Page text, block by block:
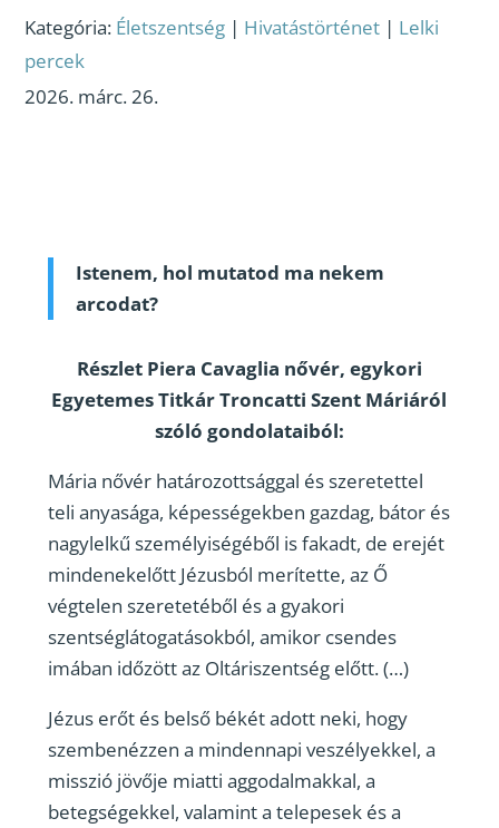
Kategória: Életszentség | Hivatástörténet | Lelki
percek
2026. márc. 26.
Istenem, hol mutatod ma nekem
arcodat?
Részlet Piera Cavaglia nővér, egykori
Egyetemes Titkár Troncatti Szent Máriáról
szóló gondolataiból:
Mária nővér határozottsággal és szeretettel
teli anyasága, képességekben gazdag, bátor és
nagylelkű személyiségéből is fakadt, de erejét
mindenekelőtt Jézusból merítette, az Ő
végtelen szeretetéből és a gyakori
szentséglátogatásokból, amikor csendes
imában időzött az Oltáriszentség előtt. (…)
Jézus erőt és belső békét adott neki, hogy
szembenézzen a mindennapi veszélyekkel, a
misszió jövője miatti aggodalmakkal, a
betegségekkel, valamint a telepesek és a